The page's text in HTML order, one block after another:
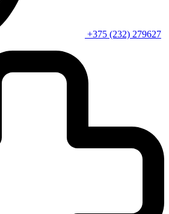
+375 (232) 279627